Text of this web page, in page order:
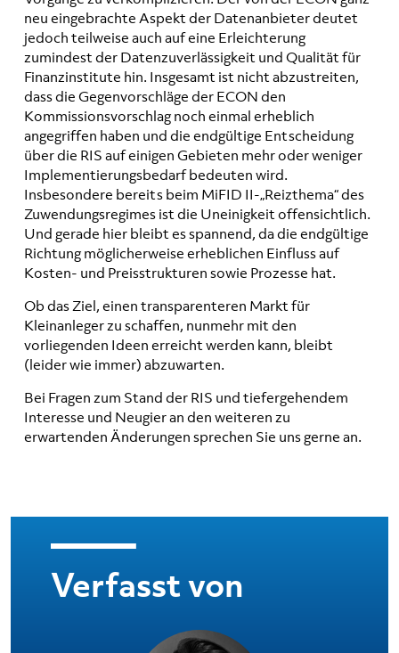
neu eingebrachte Aspekt der Datenanbieter deutet
jedoch teilweise auch auf eine Erleichterung
zumindest der Datenzuverlässigkeit und Qualität für
Finanzinstitute hin. Insgesamt ist nicht abzustreiten,
dass die Gegenvorschläge der ECON den
Kommissionsvorschlag noch einmal erheblich
angegriffen haben und die endgültige Entscheidung
über die RIS auf einigen Gebieten mehr oder weniger
Implementierungsbedarf bedeuten wird.
Insbesondere bereits beim MiFID II-„Reizthema“ des
Zuwendungsregimes ist die Uneinigkeit offensichtlich.
Und gerade hier bleibt es spannend, da die endgültige
Richtung möglicherweise erheblichen Einfluss auf
Kosten- und Preisstrukturen sowie Prozesse hat.
Ob das Ziel, einen transparenteren Markt für
Kleinanleger zu schaffen, nunmehr mit den
vorliegenden Ideen erreicht werden kann, bleibt
(leider wie immer) abzuwarten.
Bei Fragen zum Stand der RIS und tiefergehendem
Interesse und Neugier an den weiteren zu
erwartenden Änderungen sprechen Sie uns gerne an.
Verfasst von